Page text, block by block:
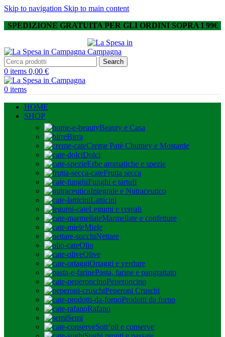
Skip to navigation Skip to main content
SPEDIZIONE GRATUITA PER GLI ORDINI SOPRA I 99€
Search
0 items 0,00 €
0 items
HOME
SHOP
Beauty e Casa
Birra
Creme Patè Chutney e Mostarde
Dolci
Erbe aromatiche e spezie
Frutta secca
Funghi e tartufi
Integrale e Nutraceutico
Latticini
Legumi e cereali
Marmellate e confetture
Miele
Nettare
Olio
Olive
Ortaggi e verdure
Pasta, farine e pangrattato
Peperoncino
Peperoni Cruschi
Prodotti da forno
Rafano
Semi
Sott’oli e conserve